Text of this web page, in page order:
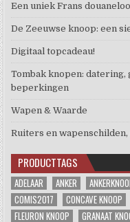
Een uniek Frans
De Zeeuwse knoop: een
Digitaal topcadeau!
Tombak knopen:
beperkingen
Wapen & Waarde
Ruiters en
PRODUCTTAGS
ADELAAR ANKER
COMIS2017
CONCAVE KNOOP
FLEURON KNOOP
GRANAAT